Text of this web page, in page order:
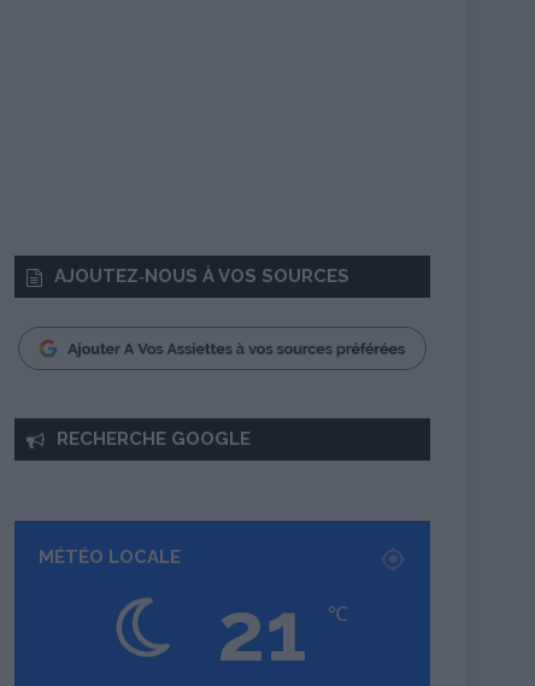
AJOUTEZ‑NOUS À VOS SOURCES
RECHERCHE GOOGLE
MÉTÉO LOCALE
21 ℃